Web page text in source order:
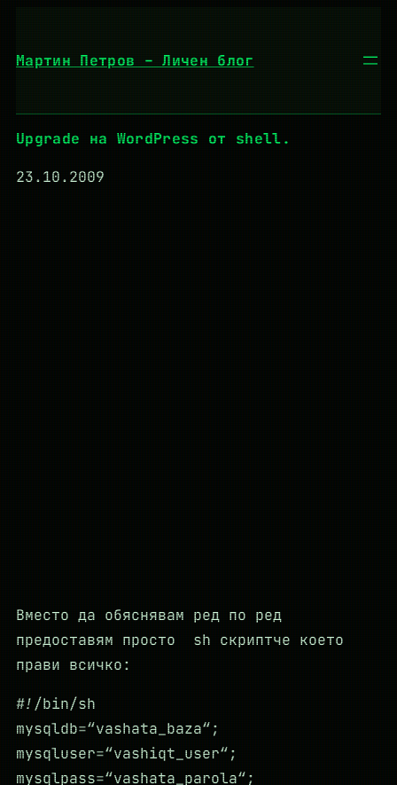
Мартин Петров – Личен блог
Upgrade на WordPress от shell.
23.10.2009
Вместо да обяснявам ред по ред
предоставям простo sh скриптче което
прави всичко:
#!/bin/sh
mysqldb=“vashata_baza“;
mysqluser=“vashiqt_user“;
mysqlpass=“vashata_parola“;